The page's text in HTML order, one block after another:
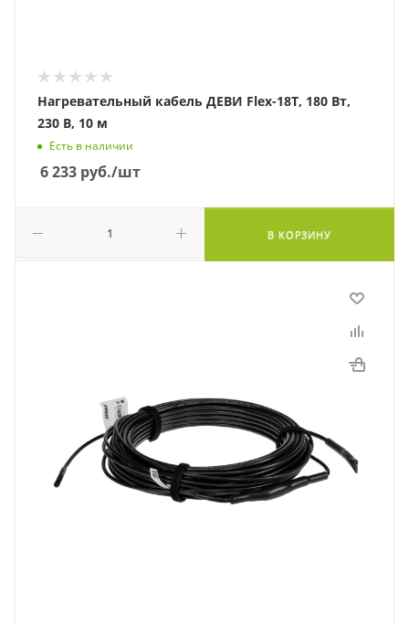
Нагревательный кабель ДЕВИ Flex-18T, 180 Вт,
230 В, 10 м
Есть в наличии
6 233 руб./шт
В КОРЗИНУ